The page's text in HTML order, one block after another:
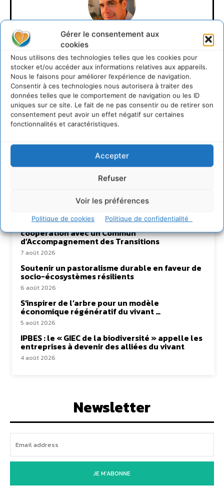
Gérer le consentement aux
cookies
Nous utilisons des technologies telles que les cookies pour
stocker et/ou accéder aux informations relatives aux appareils.
Nous le faisons pour améliorer l’expérience de navigation.
Consentir à ces technologies nous autorisera à traiter des
données telles que le comportement de navigation ou les ID
uniques sur ce site. Le fait de ne pas consentir ou de retirer son
consentement peut avoir un effet négatif sur certaines
fonctionnalités et caractéristiques.
Accepter
Refuser
Voir les préférences
Politique de cookies Politique de confidentialité
David Naulin
https://cdurable.info
Journaliste de solutions écologiques et sociales en
Occitanie.
Lire aussi
Transformer les territoires par le dialogue et la
coopération avec un Commun
d’Accompagnement des Transitions
7 août 2026
Soutenir un pastoralisme durable en faveur de
socio-écosystèmes résilients
6 août 2026
S’inspirer de l’arbre pour un modèle
économique régénératif du vivant …
5 août 2026
IPBES : le « GIEC de la biodiversité » appelle les
entreprises à devenir des alliées du vivant
4 août 2026
Newsletter
JE M'ABONNE